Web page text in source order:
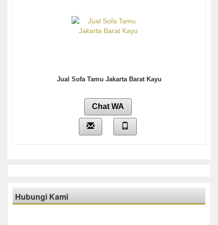
Jual Sofa Tamu Jakarta Barat Kayu
Chat WA
Hubungi Kami